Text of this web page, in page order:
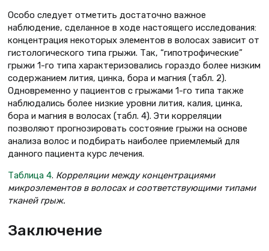
Особо следует отметить достаточно важное
наблюдение, сделанное в ходе настоящего исследования:
концентрация некоторых элементов в волосах зависит от
гистологического типа грыжи. Так, “гипотрофические”
грыжи 1-го типа характеризовались гораздо более низким
содержанием лития, цинка, бора и магния (табл. 2).
Одновременно у пациентов с грыжами 1-го типа также
наблюдались более низкие уровни лития, калия, цинка,
бора и магния в волосах (табл. 4). Эти корреляции
позволяют прогнозировать состояние грыжи на основе
анализа волос и подбирать наиболее приемлемый для
данного пациента курс лечения.
Таблица 4. Корреляции между концентрациями
микроэлементов в волосах и соответствующими типами
тканей грыж.
Заключение